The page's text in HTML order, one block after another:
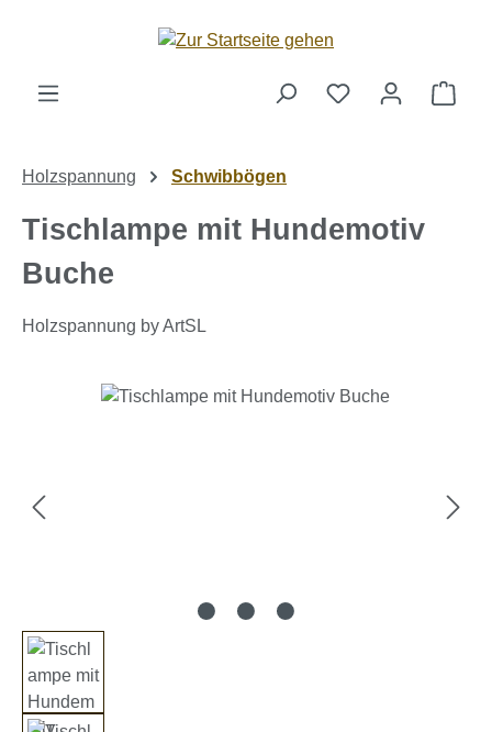
Zum Hauptinhalt springen
Holzspannung Schwibbögen
Tischlampe mit Hundemotiv
Buche
Holzspannung by ArtSL
Bildergalerie überspringen